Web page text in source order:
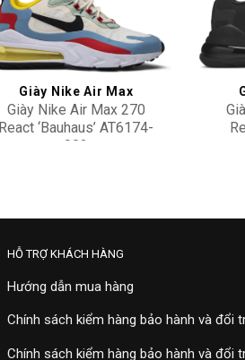
Add to
wishlist
Giày Nike Air Max
Giày Nike Air Max 270
React ‘Bauhaus’ AT6174-
002
HỖ TRỢ KHÁCH HÀNG
Hướng dẫn mua hàng
Chính sách kiểm hàng bảo hành và đổi
Chính sách kiểm hàng bảo hành và đổi